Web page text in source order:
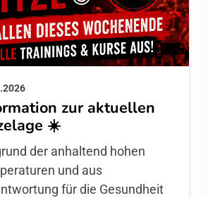
zur aktuellen
☀️
der anhaltend hohen
und aus
für die Gesundheit